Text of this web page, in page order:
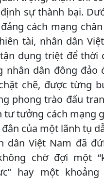
sự thành bại.
cách mạng
tài, nhân dân
dụng triệt để thời
nhân dân đông đảo
chẽ, được từng
phong trào đấu
tư tưởng cách mạng
của một lãnh tụ
dân Việt Nam đã
chờ đợi một
hay một khoảng